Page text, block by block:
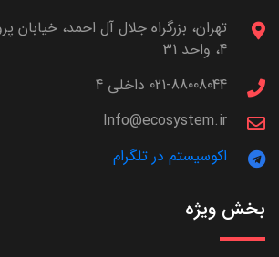
4، واحد 31
021-88008044 داخلی 4
Info@ecosystem.ir
اکوسیستم در تلگرام
بخش ویژه